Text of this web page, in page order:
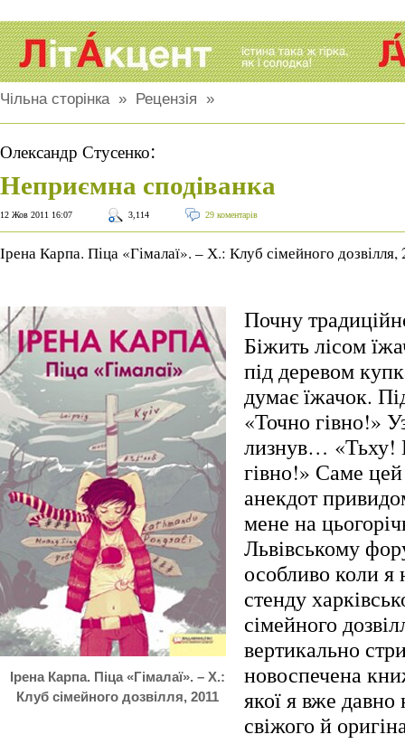
Чільна сторінка» Рецензія »
Олександр Стусенко:
Неприємна сподіванка
12 Жов 2011 16:07 3,114 29 коментарів
Ірена Карпа. Піца «Гімалаї». – Х.: Клуб сімейного дозвілля,
Ірена Карпа. Піца «Гімалаї». – Х.:
Клуб сімейного дозвілля, 2011
Почну
Біжить лісом
під деревом
думає їжачок.
«Точно гівно!»
лизнув… «Тьху!
гівно!» Саме
анекдот
мене на
Львівському
особливо коли я
стенду
сімейного
вертикально
новоспечена
якої я вже
свіжого й